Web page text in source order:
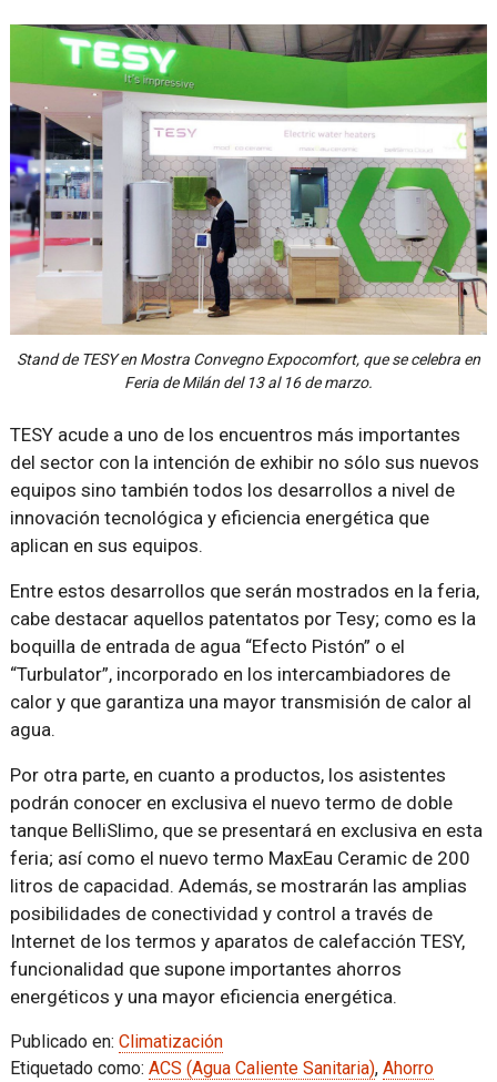
Stand de TESY en Mostra Convegno Expocomfort, que se celebra en
Feria de Milán del 13 al 16 de marzo.
TESY acude a uno de los encuentros más importantes
del sector con la intención de exhibir no sólo sus nuevos
equipos sino también todos los desarrollos a nivel de
innovación tecnológica y eficiencia energética que
aplican en sus equipos.
Entre estos desarrollos que serán mostrados en la feria,
cabe destacar aquellos patentatos por Tesy; como es la
boquilla de entrada de agua “Efecto Pistón” o el
“Turbulator”, incorporado en los intercambiadores de
calor y que garantiza una mayor transmisión de calor al
agua.
Por otra parte, en cuanto a productos, los asistentes
podrán conocer en exclusiva el nuevo termo de doble
tanque BelliSlimo, que se presentará en exclusiva en esta
feria; así como el nuevo termo MaxEau Ceramic de 200
litros de capacidad. Además, se mostrarán las amplias
posibilidades de conectividad y control a través de
Internet de los termos y aparatos de calefacción TESY,
funcionalidad que supone importantes ahorros
energéticos y una mayor eficiencia energética.
Publicado en: Climatización
Etiquetado como: ACS (Agua Caliente Sanitaria), Ahorro